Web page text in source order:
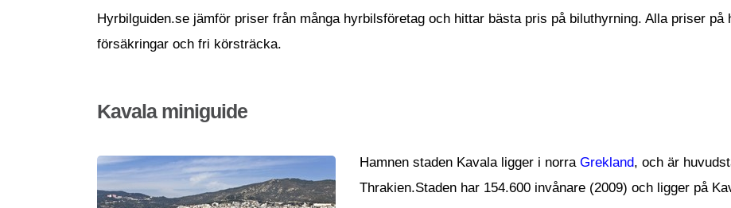
Hyrbilguiden.se jämför priser från många hyrbilsföretag och hittar bästa pris på biluthyrning. Alla priser
försäkringar och fri körsträcka.
Kavala miniguide
Hamnen staden Kavala ligger i norra Grekland, och är
Thrakien.Staden har 154.600 invånare (2009) och ligger på